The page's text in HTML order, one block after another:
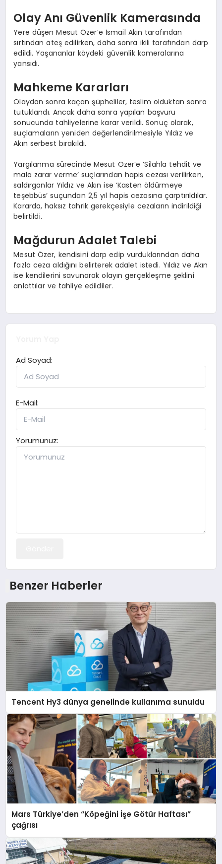
Olay Anı Güvenlik Kamerasında
Yere düşen Mesut Özer’e İsmail Akın tarafından
sırtından ateş edilirken, daha sonra ikili tarafından darp
edildi. Yaşananlar köydeki güvenlik kameralarına
yansıdı.
Mahkeme Kararları
Olaydan sonra kaçan şüpheliler, teslim olduktan sonra
tutuklandı. Ancak daha sonra yapılan başvuru
sonucunda tahliyelerine karar verildi. Sonuç olarak,
suçlamaların yeniden değerlendirilmesiyle Yıldız ve
Akın serbest bırakıldı.
Yargılanma sürecinde Mesut Özer’e ‘Silahla tehdit ve
mala zarar verme’ suçlarından hapis cezası verilirken,
saldırganlar Yıldız ve Akın ise ‘Kasten öldürmeye
teşebbüs’ suçundan 2,5 yıl hapis cezasına çarptırıldılar.
Kararda, haksız tahrik gerekçesiyle cezaların indirildiği
belirtildi.
Mağdurun Adalet Talebi
Mesut Özer, kendisini darp edip vurduklarından daha
fazla ceza aldığını belirterek adalet istedi. Yıldız ve Akın
ise kendilerini savunarak olayın gerçekleşme şeklini
anlattılar ve tahliye edildiler.
Ad Soyad:
E-Mail:
Yorumunuz:
Benzer Haberler
Tencent Hy3 dünya genelinde kullanıma sunuldu
Mars Türkiye’den “Köpeğini İşe Götür Haftası”
çağrısı